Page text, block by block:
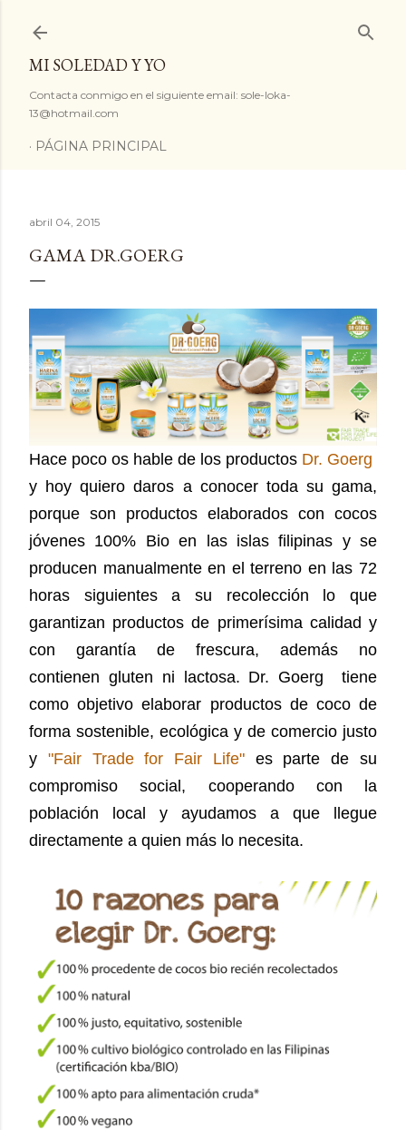
MI SOLEDAD Y YO
Contacta conmigo en el siguiente email: sole-loka-
13@hotmail.com
PÁGINA PRINCIPAL
abril 04, 2015
GAMA DR.GOERG
Hace poco os hable de los productos Dr. Goerg
y hoy quiero daros a conocer toda su gama,
porque son productos elaborados con cocos
jóvenes 100% Bio en las islas filipinas y se
producen manualmente en el terreno en las 72
horas siguientes a su recolección lo que
garantizan productos de primerísima calidad y
con garantía de frescura, además no
contienen gluten ni lactosa. Dr. Goerg tiene
como objetivo elaborar productos de coco de
forma sostenible, ecológica y de comercio justo
y "Fair Trade for Fair Life"es parte de su
compromiso social, cooperando con la
población local y ayudamos a que llegue
directamente a quien más lo necesita.